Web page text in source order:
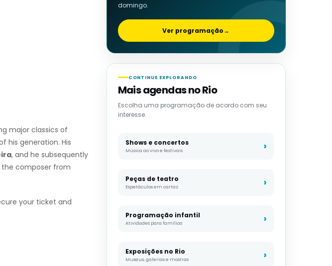
major classics of
his generation. His
, and he subsequently
composer from
your ticket and
domingo.
Ver programação→
CONTINUE EXPLORANDO
Mais agendas no Rio
Escolha uma programação de acordo com seu
interesse.
Shows e concertos
Música ao vivo e festivais
Peças de teatro
Espetáculos em cartaz
Programação infantil
Atividades para famílias
Exposições no Rio
Museus, galerias e mostras